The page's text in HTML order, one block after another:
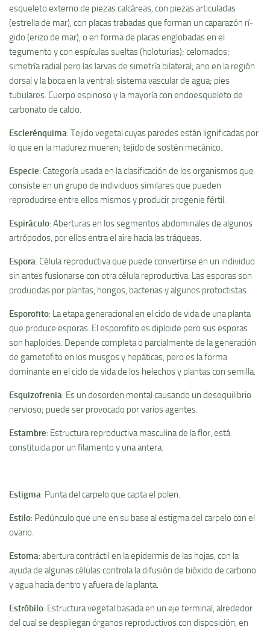
esqueleto externo de piezas calcáreas, con piezas articuladas
(estrella de mar), con placas trabadas que forman un caparazón rí­
gido (erizo de mar), o en forma de placas englobadas en el
tegumento y con espí­culas sueltas (holoturias); celomados;
simetrí­a radial pero las larvas de simetrí­a bilateral; ano en la región
dorsal y la boca en la ventral; sistema vascular de agua; pies
tubulares. Cuerpo espinoso y la mayorí­a con endoesqueleto de
carbonato de calcio.
Esclerénquima: Tejido vegetal cuyas paredes están lignificadas por
lo que en la madurez mueren; tejido de sostén mecánico.
Especie: Categorí­a usada en la clasificación de los organismos que
consiste en un grupo de individuos similares que pueden
reproducirse entre ellos mismos y producir progenie fértil.
Espiráculo: Aberturas en los segmentos abdominales de algunos
artrópodos, por ellos entra el aire hacia las tráqueas.
Espora: Célula reproductiva que puede convertirse en un individuo
sin antes fusionarse con otra célula reproductiva. Las esporas son
producidas por plantas, hongos, bacterias y algunos protoctistas.
Esporofito: La etapa generacional en el ciclo de vida de una planta
que produce esporas. El esporofito es diploide pero sus esporas
son haploides. Depende completa o parcialmente de la generación
de gametofito en los musgos y hepáticas, pero es la forma
dominante en el ciclo de vida de los helechos y plantas con semilla.
Esquizofrenia: Es un desorden mental causando un desequilibrio
nervioso; puede ser provocado por varios agentes.
Estambre: Estructura reproductiva masculina de la flor, está
constituida por un filamento y una antera.
Estigma: Punta del carpelo que capta el polen.
Estilo: Pedúnculo que une en su base al estigma del carpelo con el
ovario.
Estoma: abertura contráctil en la epidermis de las hojas, con la
ayuda de algunas células controla la difusión de bióxido de carbono
y agua hacia dentro y afuera de la planta.
Estróbilo: Estructura vegetal basada en un eje terminal, alrededor
del cual se despliegan órganos reproductivos con disposición, en